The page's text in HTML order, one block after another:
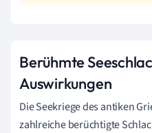
Berühmte
Auswirkungen
Die Seekriege des antiken
zahlreiche berüchtigte